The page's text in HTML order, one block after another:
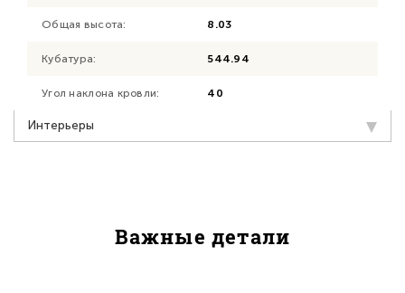
Общая высота: 8.03
Кубатура: 544.94
Угол наклона кровли: 40
Интерьеры
Важные детали